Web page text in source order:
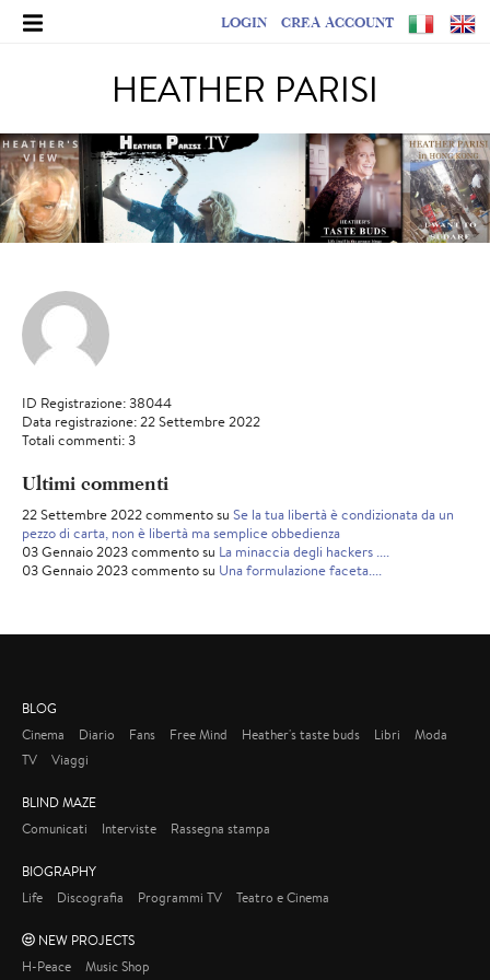
LOGIN CREA ACCOUNT
HEATHER PARISI
ID Registrazione: 38044
Data registrazione: 22 Settembre 2022
Totali commenti: 3
Ultimi commenti
22 Settembre 2022 commento su Se la tua libertà è condizionata da un
pezzo di carta, non è libertà ma semplice obbedienza
03 Gennaio 2023 commento su La minaccia degli hackers ....
03 Gennaio 2023 commento su Una formulazione faceta....
BLOG
Cinema
Diario Fans Free Mind Heather's taste buds Libri
Moda
TV
Viaggi
BLIND MAZE
Comunicati
Interviste Rassegna stampa
BIOGRAPHY
Life
Discografia Programmi TV Teatro e Cinema
NEW PROJECTS
H-Peace
Music Shop